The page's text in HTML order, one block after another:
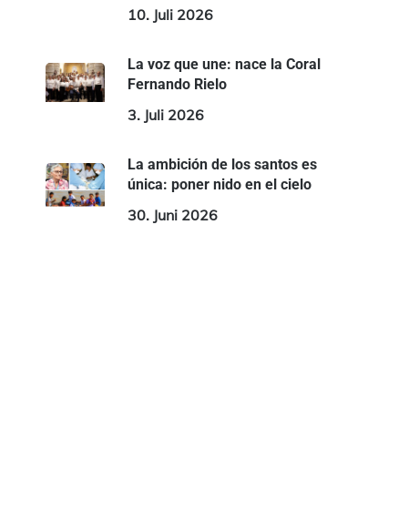
10. Juli 2026
La voz que une: nace la Coral
Fernando Rielo
3. Juli 2026
La ambición de los santos es
única: poner nido en el cielo
30. Juni 2026